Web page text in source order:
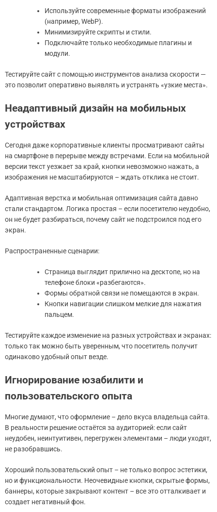
Используйте современные форматы изображений
(например, WebP).
Минимизируйте скрипты и стили.
Подключайте только необходимые плагины и
модули.
Тестируйте сайт с помощью инструментов анализа скорости —
это позволит оперативно выявлять и устранять «узкие места».
Неадаптивный дизайн на мобильных
устройствах
Сегодня даже корпоративные клиенты просматривают сайты
на смартфоне в перерыве между встречами. Если на мобильной
версии текст уезжает за край, кнопки невозможно нажать, а
изображения не масштабируются – ждать отклика не стоит.
Адаптивная верстка и мобильная оптимизация сайта давно
стали стандартом. Логика простая – если посетителю неудобно,
он не будет разбираться, почему сайт не подстроился под его
экран.
Распространенные сценарии:
Страница выглядит прилично на десктопе, но на
телефоне блоки «разбегаются».
Формы обратной связи не помещаются в экран.
Кнопки навигации слишком мелкие для нажатия
пальцем.
Тестируйте каждое изменение на разных устройствах и экранах:
только так можно быть уверенным, что посетитель получит
одинаково удобный опыт везде.
Игнорирование юзабилити и
пользовательского опыта
Многие думают, что оформление – дело вкуса владельца сайта.
В реальности решение остаётся за аудиторией: если сайт
неудобен, неинтуитивен, перегружен элементами – люди уходят,
не разобравшись.
Хороший пользовательский опыт – не только вопрос эстетики,
но и функциональности. Неочевидные кнопки, скрытые формы,
баннеры, которые закрывают контент – все это отталкивает и
создает негативный фон.